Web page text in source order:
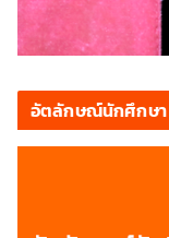
อัตลักษณ์นักศึกษา